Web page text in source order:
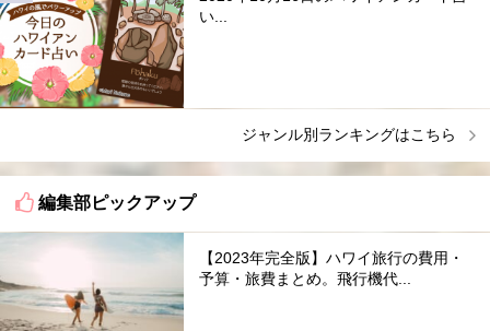
い...
ジャンル別ランキングはこちら
編集部ピックアップ
【2023年完全版】ハワイ旅行の費用・
予算・旅費まとめ。飛行機代...